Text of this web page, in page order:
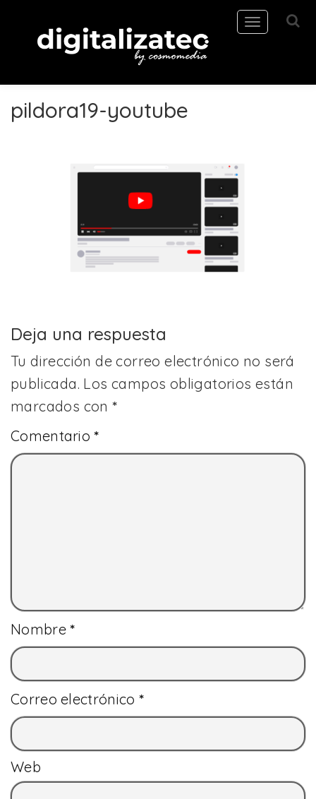
Toggle
navigation
pildora19-youtube
Deja una respuesta
Tu dirección de correo electrónico no será
publicada. Los campos obligatorios están
marcados con*
Comentario*
Nombre*
Correo electrónico *
Web